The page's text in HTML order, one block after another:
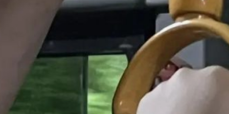
На это время маршрут №
17 будет сокращён:
автобус будет следовать
до железнодорожного
без дальнейшего
следования к конечной
В ТЕМУ:
На островах Хабаровска
установят видеокамеры